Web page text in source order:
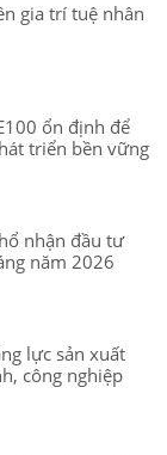
gia trí tuệ nhân
ổn định để
triển bền vững
nhận đầu tư
năm 2026
lực sản xuất
công nghiệp